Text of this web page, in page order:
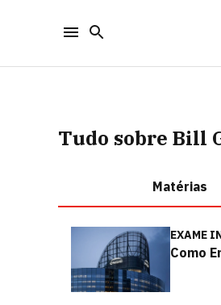
Tudo sobre Bill
Matérias
EXAME
Como